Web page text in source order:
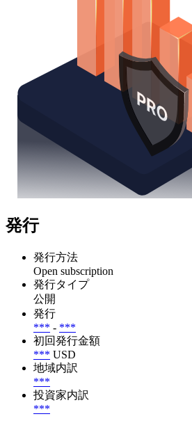
発行
発行方法
Open subscription
発行タイプ
公開
発行
*** - ***
初回発行金額
*** USD
地域内訳
***
投資家内訳
***